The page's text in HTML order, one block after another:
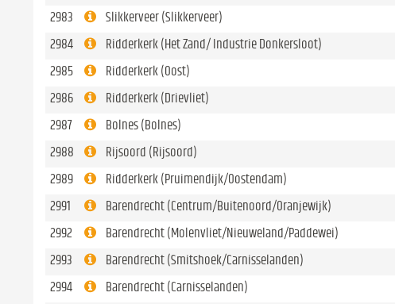
2983
Slikkerveer (Slikkerveer)
2984
Ridderkerk (Het Zand/ Industrie Donkersloot)
2985
Ridderkerk (Oost)
2986
Ridderkerk (Drievliet)
2987
Bolnes (Bolnes)
2988
Rijsoord (Rijsoord)
2989
Ridderkerk (Pruimendijk/Oostendam)
2991
Barendrecht (Centrum/Buitenoord/Oranjewijk)
2992
Barendrecht (Molenvliet/Nieuweland/Paddewei)
2993
Barendrecht (Smitshoek/Carnisselanden)
2994
Barendrecht (Carnisselanden)